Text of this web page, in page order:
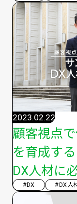
顧客視点
を育成す
DX人材に
2023.02.22
#DX #DX人